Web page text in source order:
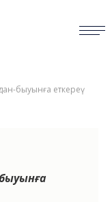
быуынға еткереү